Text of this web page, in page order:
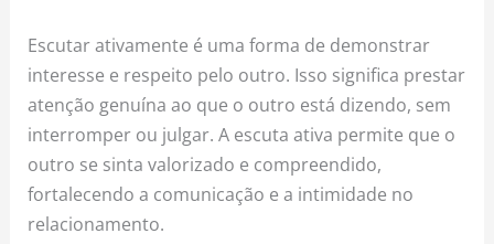
Escutar ativamente é uma forma de demonstrar
interesse e respeito pelo outro. Isso significa prestar
atenção genuína ao que o outro está dizendo, sem
interromper ou julgar. A escuta ativa permite que o
outro se sinta valorizado e compreendido,
fortalecendo a comunicação e a intimidade no
relacionamento.